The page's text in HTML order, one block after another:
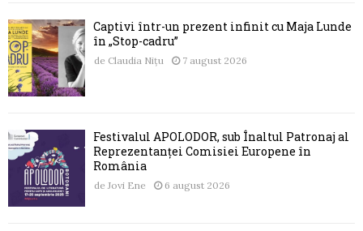
Captivi într-un prezent infinit cu Maja Lunde
în „Stop-cadru”
de Claudia Nițu 7 august 2026
Festivalul APOLODOR, sub Înaltul Patronaj al
Reprezentanței Comisiei Europene în
România
de Jovi Ene 6 august 2026